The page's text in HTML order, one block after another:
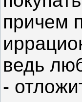
причем
ведь
-